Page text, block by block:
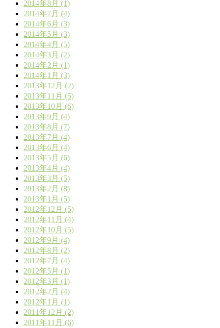
2014年8月 (1)
2014年7月 (4)
2014年6月 (3)
2014年5月 (3)
2014年4月 (5)
2014年3月 (2)
2014年2月 (1)
2014年1月 (3)
2013年12月 (2)
2013年11月 (5)
2013年10月 (6)
2013年9月 (4)
2013年8月 (7)
2013年7月 (4)
2013年6月 (4)
2013年5月 (6)
2013年4月 (4)
2013年3月 (5)
2013年2月 (8)
2013年1月 (5)
2012年12月 (5)
2012年11月 (4)
2012年10月 (5)
2012年9月 (4)
2012年8月 (2)
2012年7月 (4)
2012年5月 (1)
2012年3月 (1)
2012年2月 (4)
2012年1月 (1)
2011年12月 (2)
2011年11月 (6)